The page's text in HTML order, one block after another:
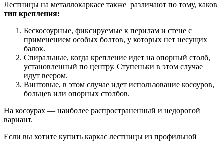
Лестницы на металлокаркасе также различают по тому, каков
тип крепления:
Бескосоурные, фиксируемые к перилам и стене с
применением особых болтов, у которых нет несущих
балок.
Спиральные, когда крепление идет на опорный столб,
установленный по центру. Ступеньки в этом случае
идут веером.
Винтовые, в этом случае идет использование косоуров,
больцев или опорных столбов.
На косоурах — наиболее распространенный и недорогой
вариант.
Если вы хотите купить каркас лестницы из профильной